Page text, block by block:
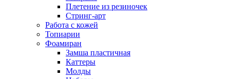
Плетение из резиночек
Стринг-арт
Работа с кожей
Топиарии
Фоамиран
Замша пластичная
Каттеры
Молды